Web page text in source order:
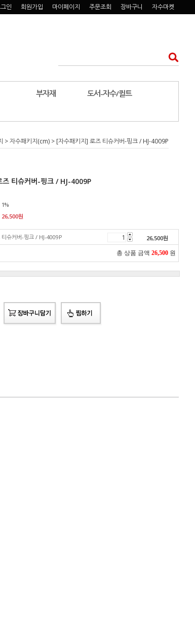
인 회원가입 마이페이지 주문조회 장바구니 자수마켓
부자재
도서-자수/퀼트
>자수패키지(cm) > [자수패키지] 로즈 티슈커버-핑크 / HJ-4009P
즈 티슈커버-핑크 / HJ-4009P
1%
26,500원
슈커버-핑크 / HJ-4009P 26,500원
총 상품 금액 26,500 원